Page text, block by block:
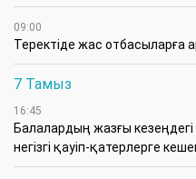
09:00
​Теректіде жас отбасыларға
7 Тамыз
16:45
Балалардың жазғы кезеңдегі
негізгі қауіп-қатерлерге